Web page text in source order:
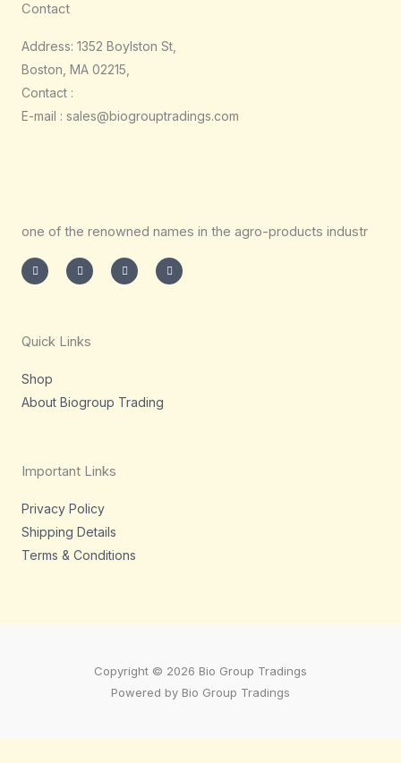
Contact
Address: 1352 Boylston St,
Boston, MA 02215,
Contact :
E-mail : sales@biogrouptradings.com
one of the renowned names in the agro-products industr
n
s
t
m
w
i
t
i
n
k
a
c
e
Quick Links
Shop
About Biogroup Trading
Important Links
Privacy Policy
Shipping Details
Terms & Conditions
Copyright © 2026 Bio Group Tradings
Powered by Bio Group Tradings